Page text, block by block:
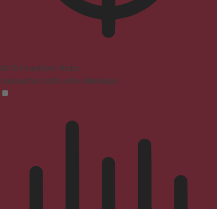
ADHD-freundlicher Modus
Fokussiertes Surfen, ohne Ablenkungen